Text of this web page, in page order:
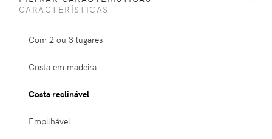
CARACTERÍSTICAS
Com 2 ou 3 lugares
Costa em madeira
Costa reclinável
Empilhável